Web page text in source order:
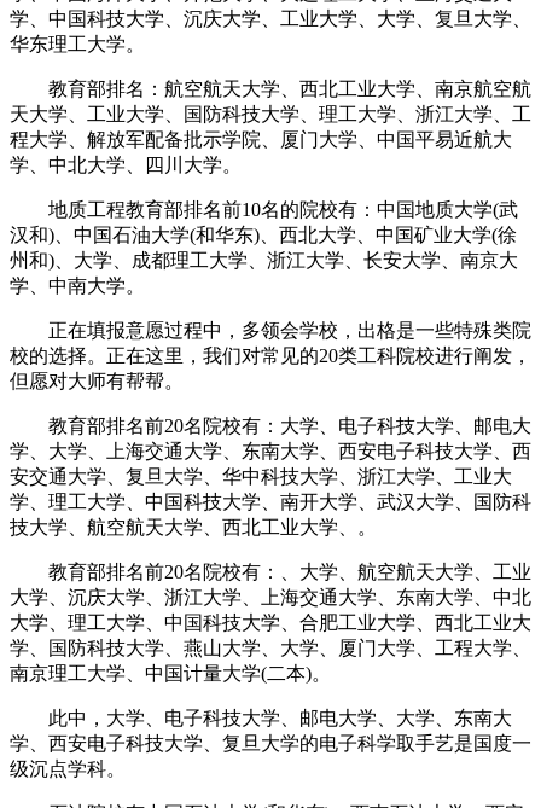
学、中国科技大学、沉庆大学、工业大学、大学、复旦大学、
华东理工大学。
教育部排名：航空航天大学、西北工业大学、南京航空航
天大学、工业大学、国防科技大学、理工大学、浙江大学、工
程大学、解放军配备批示学院、厦门大学、中国平易近航大
学、中北大学、四川大学。
地质工程教育部排名前10名的院校有：中国地质大学(武
汉和)、中国石油大学(和华东)、西北大学、中国矿业大学(徐
州和)、大学、成都理工大学、浙江大学、长安大学、南京大
学、中南大学。
正在填报意愿过程中，多领会学校，出格是一些特殊类院
校的选择。正在这里，我们对常见的20类工科院校进行阐发，
但愿对大师有帮帮。
教育部排名前20名院校有：大学、电子科技大学、邮电大
学、大学、上海交通大学、东南大学、西安电子科技大学、西
安交通大学、复旦大学、华中科技大学、浙江大学、工业大
学、理工大学、中国科技大学、南开大学、武汉大学、国防科
技大学、航空航天大学、西北工业大学、。
教育部排名前20名院校有：、大学、航空航天大学、工业
大学、沉庆大学、浙江大学、上海交通大学、东南大学、中北
大学、理工大学、中国科技大学、合肥工业大学、西北工业大
学、国防科技大学、燕山大学、大学、厦门大学、工程大学、
南京理工大学、中国计量大学(二本)。
此中，大学、电子科技大学、邮电大学、大学、东南大
学、西安电子科技大学、复旦大学的电子科学取手艺是国度一
级沉点学科。